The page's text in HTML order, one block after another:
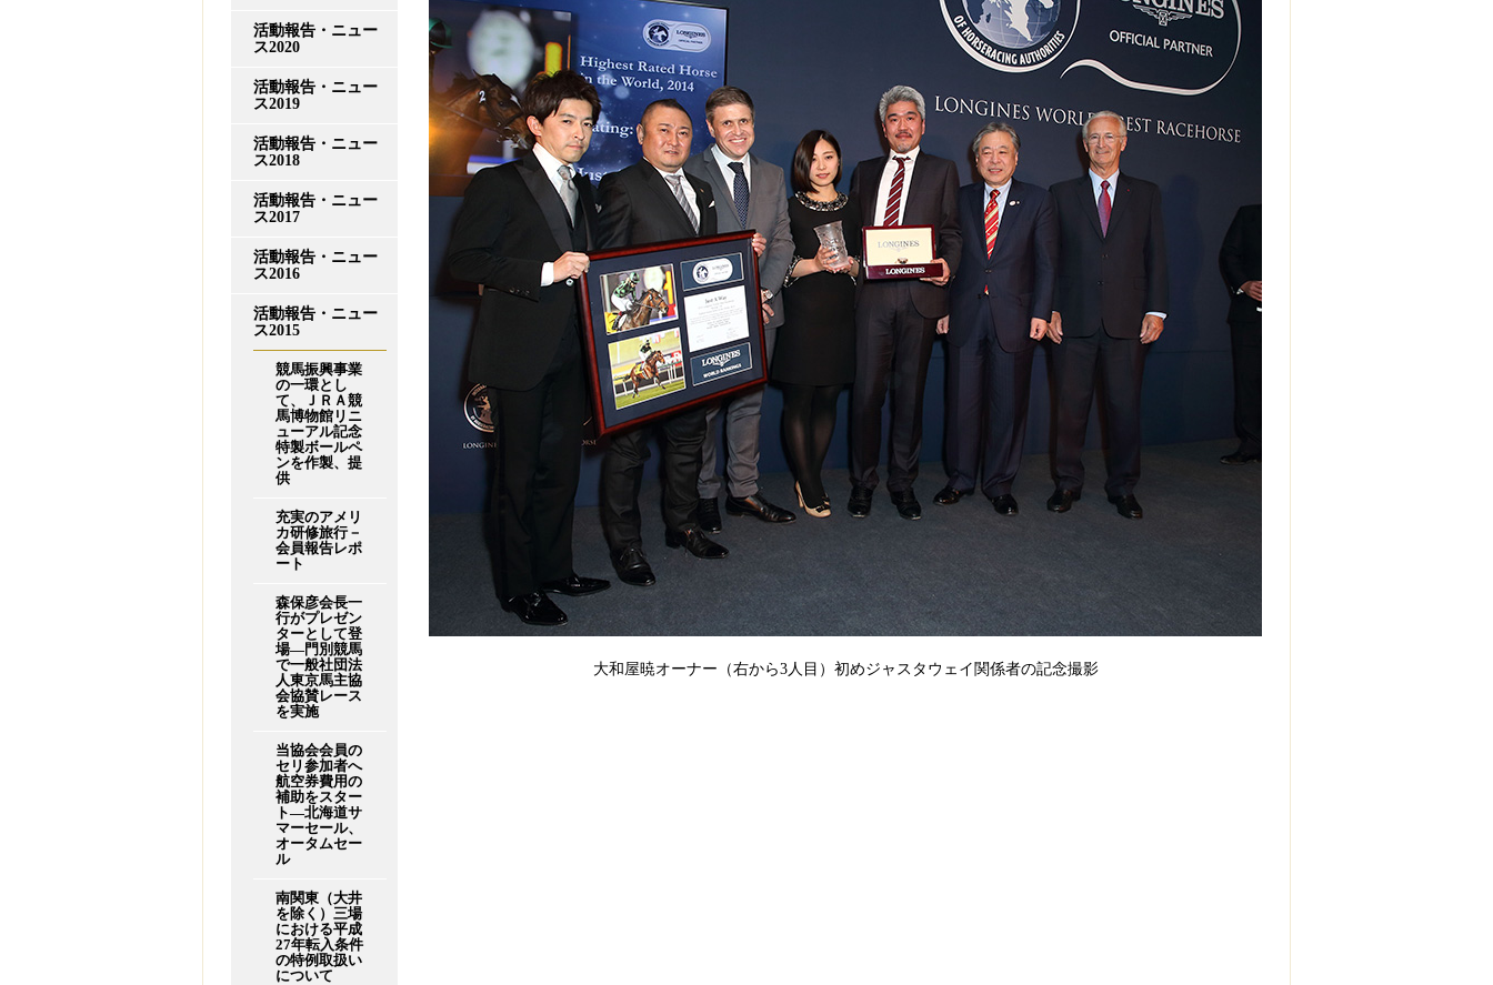
活動報告・ニュー
ス2020
活動報告・ニュー
ス2019
活動報告・ニュー
ス2018
活動報告・ニュー
ス2017
活動報告・ニュー
ス2016
活動報告・ニュー
ス2015
競馬振興事業
の一環とし
て、ＪＲＡ競
馬博物館リニ
ューアル記念
特製ボールペ
ンを作製、提
供
充実のアメリ
カ研修旅行－
会員報告レポ
ート
森保彦会長一
行がプレゼン
ターとして登
場―門別競馬
で一般社団法
人東京馬主協
会協賛レース
を実施
当協会会員の
セリ参加者へ
航空券費用の
補助をスター
ト―北海道サ
マーセール、
オータムセー
ル
南関東（大井
を除く）三場
における平成
27年転入条件
の特例取扱い
について
大和屋暁オーナー（右から3人目）初めジャスタウェイ関係者の記念撮影